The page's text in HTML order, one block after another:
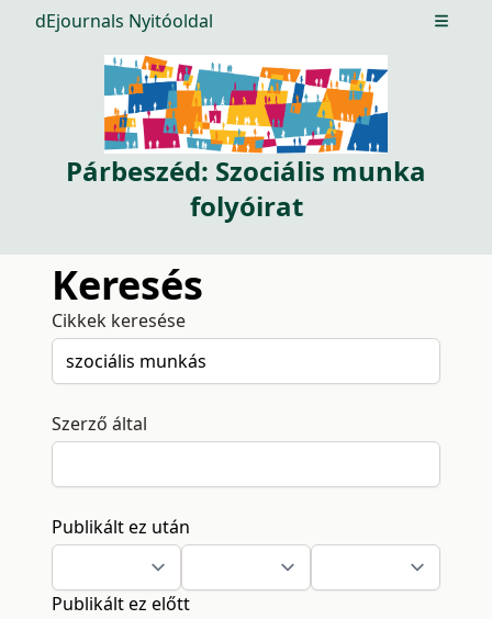
dEjournals Nyitóoldal Open
Párbeszéd: Szociális munka
folyóirat
Keresés
Cikkek keresése
Szerző által
Publikált ez után
Publikált ez előtt